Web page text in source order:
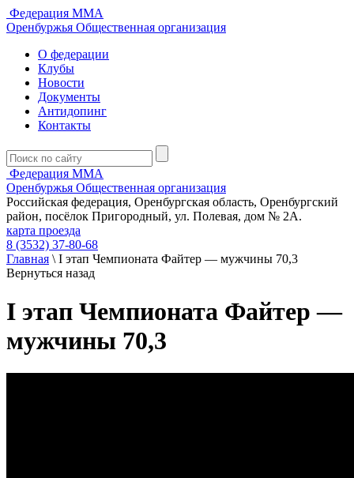
Федерация ММА
Оренбуржья Общественная организация
О федерации
Клубы
Новости
Документы
Антидопинг
Контакты
Федерация ММА
Оренбуржья Общественная организация
Российская федерация, Оренбургская область, Оренбургский
район, посёлок Пригородный, ул. Полевая, дом № 2А.
карта проезда
8 (3532) 37-80-68
Главная \ I этап Чемпионата Файтер — мужчины 70,3
Вернуться назад
I этап Чемпионата Файтер —
мужчины 70,3